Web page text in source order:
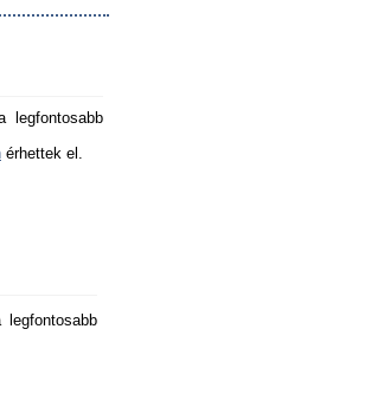
legfontosabb
érhettek el.